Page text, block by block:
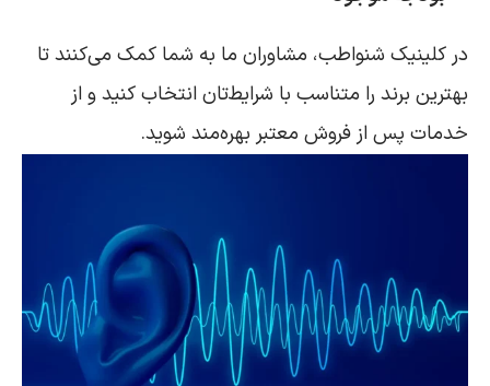
در کلینیک شنواطب، مشاوران ما به شما کمک می‌کنند تا
بهترین برند را متناسب با شرایط‌تان انتخاب کنید و از
خدمات پس از فروش معتبر بهره‌مند شوید.